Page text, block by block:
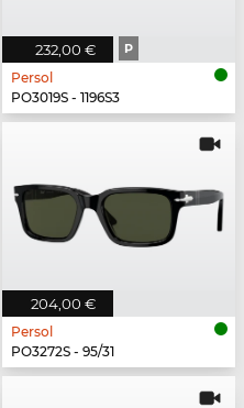
232,00 € P
Persol
PO3019S - 1196S3
204,00 €
Persol
PO3272S - 95/31